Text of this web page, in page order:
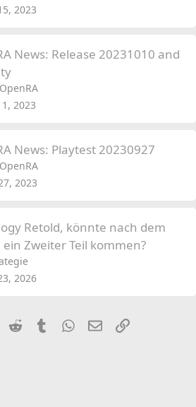
2023
News: Release 20231010 and
OpenRA
2023
News: Playtest 20230927
OpenRA
2023
Retold, könnte nach dem
Zweiter Teil kommen?
2026
Reddit TumblrWhatsApp
EmailLink